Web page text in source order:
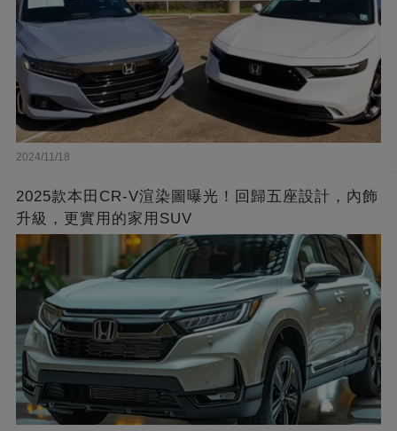
2024/11/18
2025款本田CR-V渲染圖曝光！回歸五座設計，內飾
升級，更實用的家用SUV